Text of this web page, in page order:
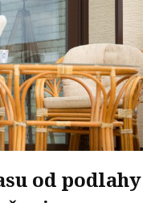
od podlahy